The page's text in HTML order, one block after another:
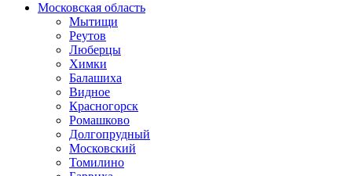
Московская область
Мытищи
Реутов
Люберцы
Химки
Балашиха
Видное
Красногорск
Ромашково
Долгопрудный
Московский
Томилино